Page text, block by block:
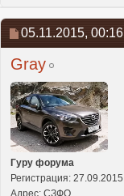
05.11.2015, 00:16
Gray
Гуру форума
Регистрация: 27.09.2015
Адрес: CЗФО